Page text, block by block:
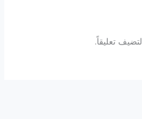
لتضيف تعليقاً.